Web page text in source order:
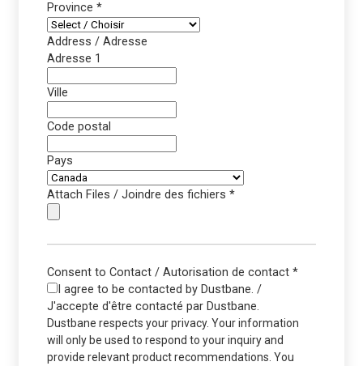
Province *
Address / Adresse
Adresse 1
Ville
Code postal
Pays
Attach Files / Joindre des fichiers *
Consent to Contact / Autorisation de contact *
I agree to be contacted by Dustbane. /
J'accepte d'être contacté par Dustbane.
Dustbane respects your privacy. Your information
will only be used to respond to your inquiry and
provide relevant product recommendations. You